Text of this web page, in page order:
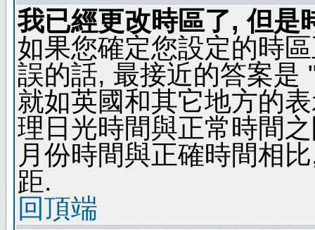
我已經更改時區了, 但是
如果您確定您設定的時
誤的話, 最接近的答案是
就如英國和其它地方的
理日光時間與正常時間
月份時間與正確時間相
距.
回頂端